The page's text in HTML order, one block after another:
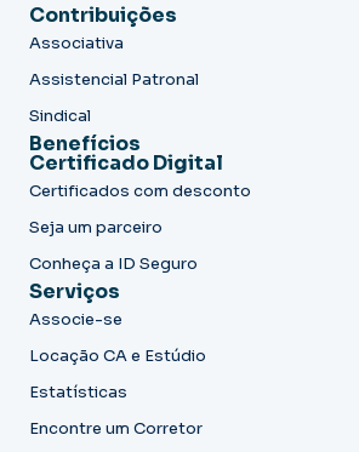
Contribuições
Associativa
Assistencial Patronal
Sindical
Benefícios
Certificado Digital
Certificados com desconto
Seja um parceiro
Conheça a ID Seguro
Serviços
Associe-se
Locação CA e Estúdio
Estatísticas
Encontre um Corretor